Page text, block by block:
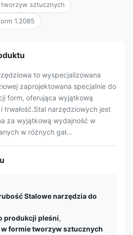
sztucznych
1.2085
to wyspecjalizowana
zaprojektowana specjalnie do
form, oferująca wyjątkową
trwałość.Stal narzędziowych jest
za wyjątkową wydajność w
w różnych gał...
Stalowe narzędzia do
produkcji pleśni,
formie tworzyw sztucznych